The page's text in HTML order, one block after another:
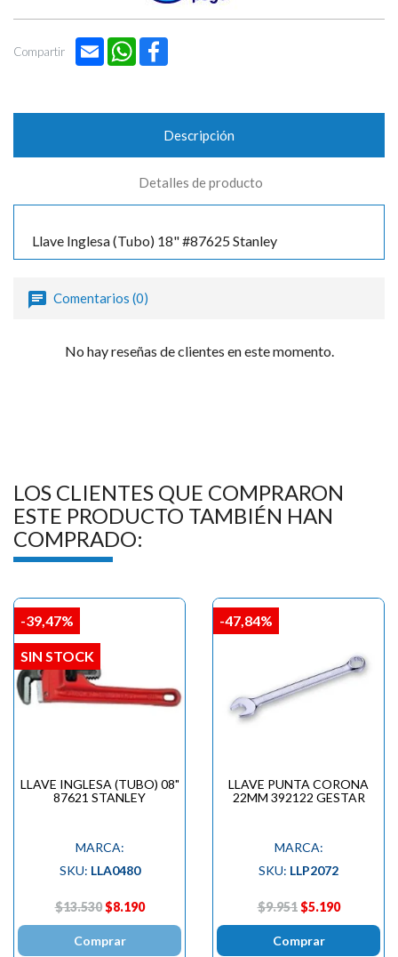
Compartir Email WhatsApp
Descripción
Detalles de producto
Llave Inglesa (Tubo) 18" #87625 Stanley
Comentarios (0)
No hay reseñas de clientes en este momento.
LOS CLIENTES QUE COMPRARON
ESTE PRODUCTO TAMBIÉN HAN
COMPRADO:
LLAVE INGLESA (TUBO) 08"
87621 STANLEY
MARCA:
SKU: LLA0480
$13.530 $8.190
Comprar
-39,47%
SIN STOCK
LLAVE PUNTA CORONA
22MM 392122 GESTAR
MARCA:
SKU: LLP2072
$9.951 $5.190
Comprar
-47,84%